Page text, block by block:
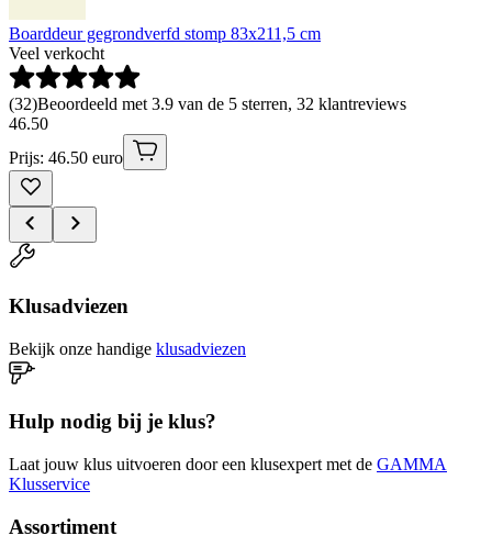
Boarddeur gegrondverfd stomp 83x211,5 cm
Veel verkocht
(32)Beoordeeld met 3.9 van de 5 sterren, 32 klantreviews
46.50
Prijs: 46.50 euro
Klusadviezen
Bekijk onze handige klusadviezen
Hulp nodig bij je klus?
Laat jouw klus uitvoeren door een klusexpert met de GAMMA
Klusservice
Assortiment